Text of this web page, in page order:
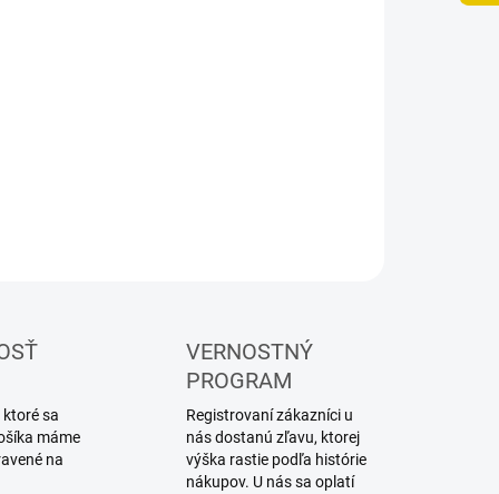
ktoré sa
máme
na
VERNOSTNÝ
PROGRAM
Registrovaní zákazníci u
nás dostanú zľavu, ktorej
výška rastie podľa histórie
nákupov. U nás sa oplatí